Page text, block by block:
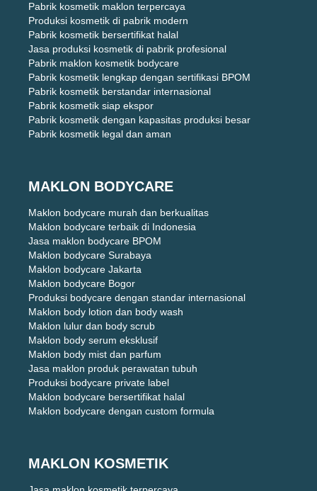
Pabrik kosmetik maklon terpercaya
Produksi kosmetik di pabrik modern
Pabrik kosmetik bersertifikat halal
Jasa produksi kosmetik di pabrik profesional
Pabrik maklon kosmetik bodycare
Pabrik kosmetik lengkap dengan sertifikasi BPOM
Pabrik kosmetik berstandar internasional
Pabrik kosmetik siap ekspor
Pabrik kosmetik dengan kapasitas produksi besar
Pabrik kosmetik legal dan aman
MAKLON BODYCARE
Maklon bodycare murah dan berkualitas
Maklon bodycare terbaik di Indonesia
Jasa maklon bodycare BPOM
Maklon bodycare Surabaya
Maklon bodycare Jakarta
Maklon bodycare Bogor
Produksi bodycare dengan standar internasional
Maklon body lotion dan body wash
Maklon lulur dan body scrub
Maklon body serum eksklusif
Maklon body mist dan parfum
Jasa maklon produk perawatan tubuh
Produksi bodycare private label
Maklon bodycare bersertifikat halal
Maklon bodycare dengan custom formula
MAKLON KOSMETIK